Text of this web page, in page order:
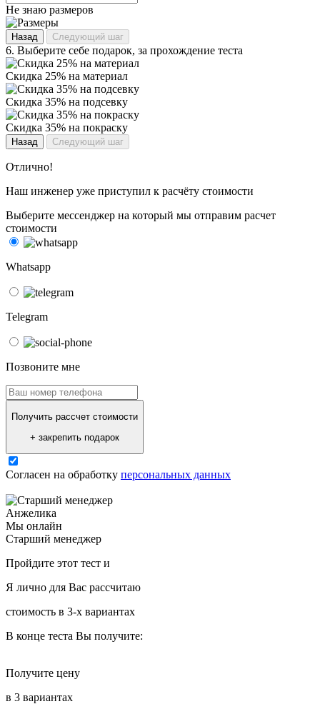
Не знаю размеров
Назад Следующий шаг
6. Выберите себе подарок, за прохождение теста
Скидка 25% на материал
Скидка 35% на подсевку
Скидка 35% на покраску
Назад Следующий шаг
Отлично!
Наш инженер уже приступил к расчёту стоимости
Выберите мессенджер на который мы отправим расчет
стоимости
Whatsapp
Telegram
Позвоните мне
Получить рассчет стоимости
+ закрепить подарок
Согласен на обработку персональных данных
Анжелика
Мы онлайн
Старший менеджер
Пройдите этот тест и
Я лично для Вас рассчитаю
стоимость в 3-х вариантах
В конце теста Вы получите:
Получите цену
в 3 вариантах